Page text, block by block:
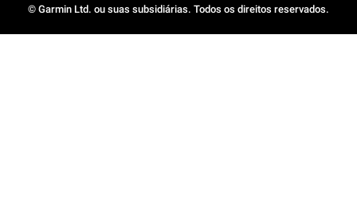
© Garmin Ltd. ou suas subsidiárias. Todos os direitos reservados.